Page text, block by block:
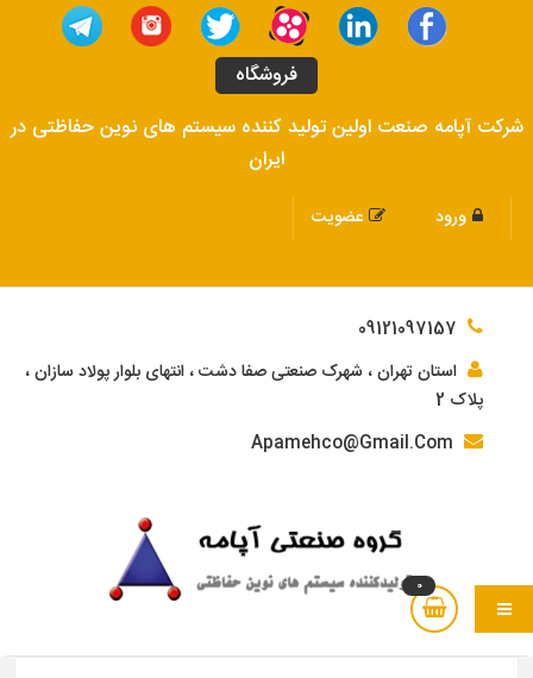
فروشگاه
شرکت آپامه صنعت اولین تولید کننده سیستم های نوین حفاظتی در
ایران
ورود عضویت
استان تهران ، شهرک صنعتی صفا دشت ، انتهای بلوار پولاد سازان ،
پلاک 2
0